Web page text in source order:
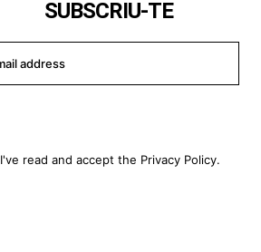
SUBSCRIU-TE
I've read and accept the Privacy Policy.